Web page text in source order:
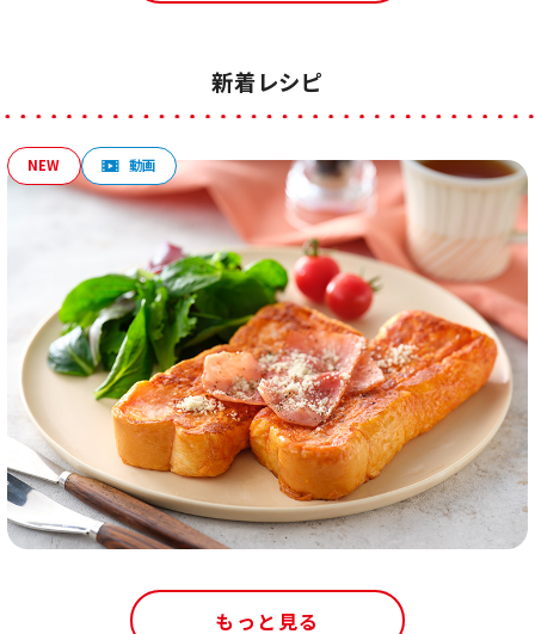
新着レシピ
もっと見る